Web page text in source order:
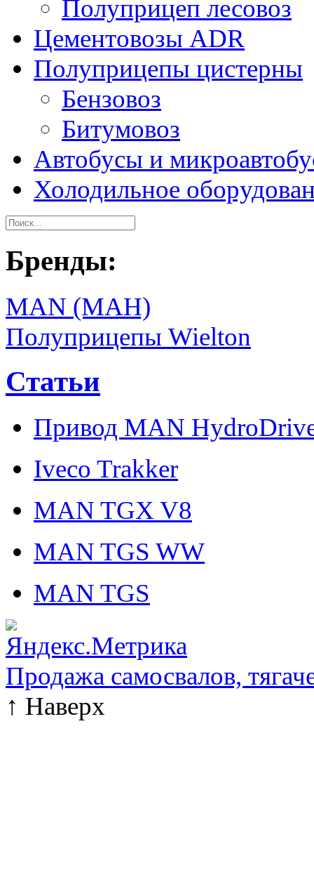
Полуприцеп лесовоз
Цементовозы ADR
Полуприцепы цистерны
Бензовоз
Битумовоз
Автобусы и
Холодильное
Бренды:
MAN (МАН)
Полуприцепы Wielton
Статьи
Привод MAN
Iveco Trakker
MAN TGX V8
MAN TGS WW
MAN TGS
Продажа самосвалов,
↑ Наверх